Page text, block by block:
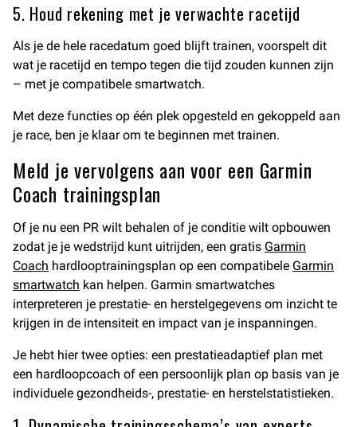
5. Houd rekening met je verwachte racetijd
Als je de hele racedatum goed blijft trainen, voorspelt dit
wat je racetijd en tempo tegen die tijd zouden kunnen zijn
– met je compatibele smartwatch.
Met deze functies op één plek opgesteld en gekoppeld aan
je race, ben je klaar om te beginnen met trainen.
Meld je vervolgens aan voor een Garmin
Coach trainingsplan
Of je nu een PR wilt behalen of je conditie wilt opbouwen
zodat je je wedstrijd kunt uitrijden, een gratis Garmin
Coach hardlooptrainingsplan op een compatibele Garmin
smartwatch kan helpen. Garmin smartwatches
interpreteren je prestatie- en herstelgegevens om inzicht te
krijgen in de intensiteit en impact van je inspanningen.
Je hebt hier twee opties: een prestatieadaptief plan met
een hardloopcoach of een persoonlijk plan op basis van je
individuele gezondheids-, prestatie- en herstelstatistieken.